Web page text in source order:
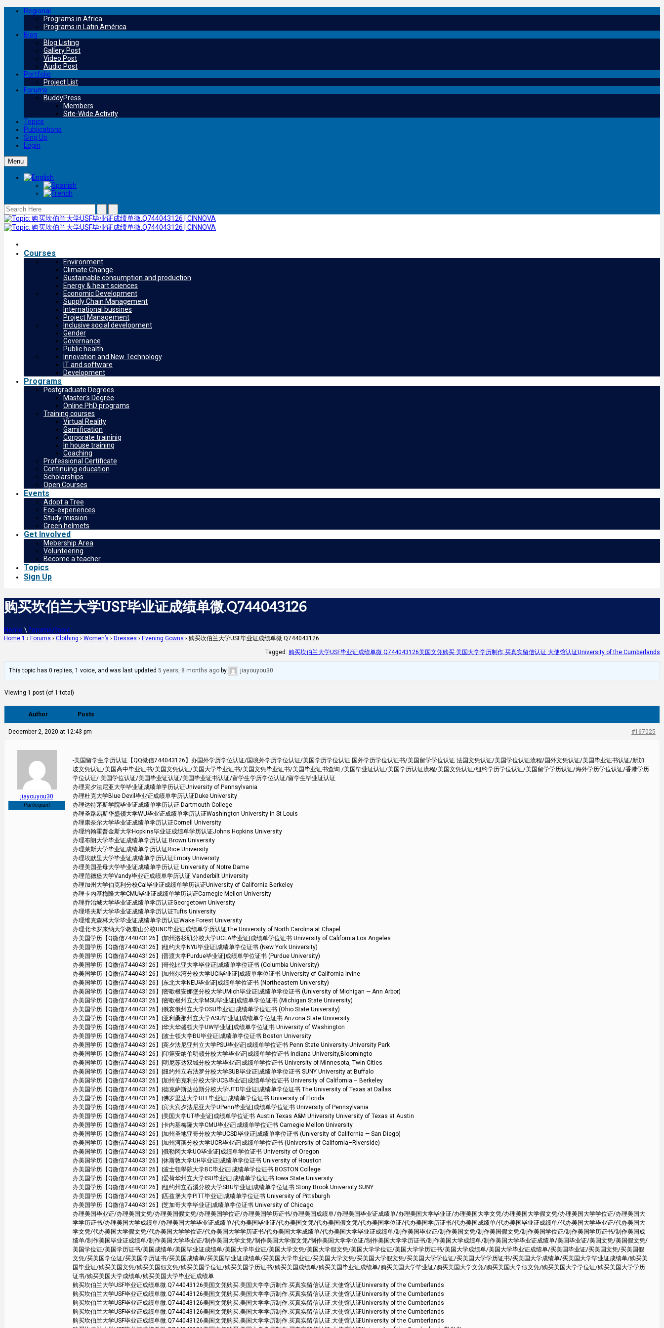
Regional
Programs in Africa
Programs in Latin América
Blog
Blog Listing
Gallery Post
Video Post
Audio Post
Portfolio
Project List
Forums
BuddyPress
Members
Site-Wide Activity
Topics
Publications
Sing Up
Login
Menu
Courses
Environment
Climate Change
Sustainable consumption and production
Energy & heart sciences
Economic Development
Supply Chain Management
International bussines
Project Management
Inclusive social development
Gender
Governance
Public health
Innovation and New Technology
IT and software
Development
Programs
Postgraduate Degrees
Master’s Degree
Online PhD programs
Training courses
Virtual Reality
Gamification
Corporate traininig
In house training
Coaching
Professional Certificate
Continuing education
Scholarships
Open Courses
Events
Adopt a Tree
Eco-experiences
Study mission
Green helmets
Get Involved
Mebership Area
Volunteering
Become a teacher
Topics
Sign Up
购买坎伯兰大学USF毕业证成绩单微.Q744043126
Home \ forums/topic
Home 1 › Forums › Clothing › Women’s › Dresses › Evening Gowns › 购买坎伯兰大学USF毕业证成绩单微.Q744043126
Tagged: 购买坎伯兰大学USF毕业证成绩单微.Q744043126美国文凭购买.美国大学学历制作.买真实留信认证.大使馆认证University of the Cumberlands
This topic has 0 replies, 1 voice, and was last updated5 years, 8 months ago by jiayouyou30
Viewing 1 post (of 1 total)
Author Posts
December 2, 2020 at 12:43 pm #167025
jiayouyou30
Participant
-美国留学生学历认证【QQ微信744043126】办国外学历学位认证/国境外学历学位认证/美国学历学位认证 国外学历学位认证书/美国留学学位认证 法国文凭认证/美国学位认证流程/国外文凭认证/美国毕业证书认证/新加
坡文凭认证/美国高中毕业证书/美国文凭认证/美国大学毕业证书/美国文凭毕业证书/美国毕业证书查询 /美国毕业证认证/美国学历认证流程/美国文凭认证/纽约学历学位认证/美国留学学历认证/海外学历学位认证/香港学历
学位认证/ 美国学位认证/美国毕业证认证/美国毕业证书认证/留学生学历学位认证/留学生毕业证认证
办理宾夕法尼亚大学毕业证成绩单学历认证University of Pennsylvania
办理杜克大学Blue Devil毕业证成绩单学历认证Duke University
办理达特茅斯学院毕业证成绩单学历认证 Dartmouth College
办理圣路易斯华盛顿大学WU毕业证成绩单学历认证Washington University in St Louis
办理康奈尔大学毕业证成绩单学历认证Cornell University
办理约翰霍普金斯大学Hopkins毕业证成绩单学历认证Johns Hopkins University
办理布朗大学毕业证成绩单学历认证 Brown University
办理莱斯大学毕业证成绩单学历认证Rice University
办理埃默里大学毕业证成绩单学历认证Emory University
办理美国圣母大学毕业证成绩单学历认证 University of Notre Dame
办理范德堡大学Vandy毕业证成绩单学历认证 Vanderbilt University
办理加州大学伯克利分校Cal毕业证成绩单学历认证University of California Berkeley
办理卡内基梅隆大学CMU毕业证成绩单学历认证Carnegie Mellon University
办理乔治城大学毕业证成绩单学历认证Georgetown University
办理塔夫斯大学毕业证成绩单学历认证Tufts University
办理维克森林大学毕业证成绩单学历认证Wake Forest University
办理北卡罗来纳大学教堂山分校UNC毕业证成绩单学历认证The University of North Carolina at Chapel
办美国学历【Q微信744043126】|加州洛杉矶分校大学UCLA毕业证|成绩单学位证书 University of California Los Angeles
办美国学历【Q微信744043126】|纽约大学NYU毕业证|成绩单学位证书 (New York University)
办美国学历【Q微信744043126】|普渡大学Purdue毕业证|成绩单学位证书 (Purdue University)
办美国学历【Q微信744043126】|哥伦比亚大学毕业证|成绩单学位证书 (Columbia University)
办美国学历【Q微信744043126】|加州尔湾分校大学UCI毕业证|成绩单学位证书 University of California-Irvine
办美国学历【Q微信744043126】|东北大学NEU毕业证|成绩单学位证书 (Northeastern University)
办美国学历【Q微信744043126】|密歇根安娜堡分校大学UMich毕业证|成绩单学位证书 (University of Michigan — Ann Arbor)
办美国学历【Q微信744043126】|密歇根州立大学MSU毕业证|成绩单学位证书 (Michigan State University)
办美国学历【Q微信744043126】|俄亥俄州立大学OSU毕业证|成绩单学位证书 (Ohio State University)
办美国学历【Q微信744043126】|亚利桑那州立大学ASU毕业证|成绩单学位证书 Arizona State University
办美国学历【Q微信744043126】|华大华盛顿大学UW毕业证|成绩单学位证书 University of Washington
办美国学历【Q微信744043126】|波士顿大学BU毕业证|成绩单学位证书 Boston University
办美国学历【Q微信744043126】|宾夕法尼亚州立大学PSU毕业证|成绩单学位证书 Penn State University-University Park
办美国学历【Q微信744043126】|印第安纳伯明顿分校大学毕业证|成绩单学位证书 Indiana University,Bloomingto
办美国学历【Q微信744043126】|明尼苏达双城分校大学毕业证|成绩单学位证书 University of Minnesota, Twin Cities
办美国学历【Q微信744043126】|纽约州立布法罗分校大学SUB毕业证|成绩单学位证书 SUNY University at Buffalo
办美国学历【Q微信744043126】|加州伯克利分校大学UCB毕业证|成绩单学位证书 University of California – Berkeley
办美国学历【Q微信744043126】|德克萨斯达拉斯分校大学UTD毕业证|成绩单学位证书 The University of Texas at Dallas
办美国学历【Q微信744043126】|佛罗里达大学UFL毕业证|成绩单学位证书 University of Florida
办美国学历【Q微信744043126】|宾大宾夕法尼亚大学UPenn毕业证|成绩单学位证书 University of Pennsylvania
办美国学历【Q微信744043126】|美国大学UT毕业证|成绩单学位证书 Austin Texas A&M University University of Texas at Austin
办美国学历【Q微信744043126】|卡内基梅隆大学CMU毕业证|成绩单学位证书 Carnegie Mellon University
办美国学历【Q微信744043126】|加州圣地亚哥分校大学UCSD毕业证|成绩单学位证书 (University of California — San Diego)
办美国学历【Q微信744043126】|加州河滨分校大学UCR毕业证|成绩单学位证书 (University of California–Riverside)
办美国学历【Q微信744043126】|俄勒冈大学UO毕业证|成绩单学位证书 University of Oregon
办美国学历【Q微信744043126】|休斯敦大学UH毕业证|成绩单学位证书 University of Houston
办美国学历【Q微信744043126】|波士顿學院大学BC毕业证|成绩单学位证书 BOSTON College
办美国学历【Q微信744043126】|爱荷华州立大学ISU毕业证|成绩单学位证书 Iowa State University
办美国学历【Q微信744043126】|纽约州立石溪分校大学SBU毕业证|成绩单学位证书 Stony Brook University SUNY
办美国学历【Q微信744043126】|匹兹堡大学PITT毕业证|成绩单学位证书 University of Pittsburgh
办美国学历【Q微信744043126】|芝加哥大学毕业证|成绩单学位证书 University of Chicago
办理美国毕业证/办理美国文凭/办理美国假文凭/办理美国学位证/办理美国学历证书/办理美国成绩单/办理美国毕业证成绩单/办理美国大学毕业证/办理美国大学文凭/办理美国大学假文凭/办理美国大学学位证/办理美国大
学学历证书/办理美国大学成绩单/办理美国大学毕业证成绩单/代办美国毕业证/代办美国文凭/代办美国假文凭/代办美国学位证/代办美国学历证书/代办美国成绩单/代办美国毕业证成绩单/代办美国大学毕业证/代办美国大
学文凭/代办美国大学假文凭/代办美国大学学位证/代办美国大学学历证书/代办美国大学成绩单/代办美国大学毕业证成绩单/制作美国毕业证/制作美国文凭/制作美国假文凭/制作美国学位证/制作美国学历证书/制作美国成
绩单/制作美国毕业证成绩单/制作美国大学毕业证/制作美国大学文凭/制作美国大学假文凭/制作美国大学学位证/制作美国大学学历证书/制作美国大学成绩单/制作美国大学毕业证成绩单/美国毕业证/美国文凭/美国假文凭/
美国学位证/美国学历证书/美国成绩单/美国毕业证成绩单/美国大学毕业证/美国大学文凭/美国大学假文凭/美国大学学位证/美国大学学历证书/美国大学成绩单/美国大学毕业证成绩单/买美国毕业证/买美国文凭/买美国假
文凭/买美国学位证/买美国学历证书/买美国成绩单/买美国毕业证成绩单/买美国大学毕业证/买美国大学文凭/买美国大学假文凭/买美国大学学位证/买美国大学学历证书/买美国大学成绩单/买美国大学毕业证成绩单/购买美
国毕业证/购买美国文凭/购买美国假文凭/购买美国学位证/购买美国学历证书/购买美国成绩单/购买美国毕业证成绩单/购买美国大学毕业证/购买美国大学文凭/购买美国大学假文凭/购买美国大学学位证/购买美国大学学历
证书/购买美国大学成绩单/购买美国大学毕业证成绩单
购买坎伯兰大学USF毕业证成绩单微.Q744043126美国文凭购买.美国大学学历制作.买真实留信认证.大使馆认证University of the Cumberlands
购买坎伯兰大学USF毕业证成绩单微.Q744043126美国文凭购买.美国大学学历制作.买真实留信认证.大使馆认证University of the Cumberlands
购买坎伯兰大学USF毕业证成绩单微.Q744043126美国文凭购买.美国大学学历制作.买真实留信认证.大使馆认证University of the Cumberlands
购买坎伯兰大学USF毕业证成绩单微.Q744043126美国文凭购买.美国大学学历制作.买真实留信认证.大使馆认证University of the Cumberlands
购买坎伯兰大学USF毕业证成绩单微.Q744043126美国文凭购买.美国大学学历制作.买真实留信认证.大使馆认证University of the Cumberlands